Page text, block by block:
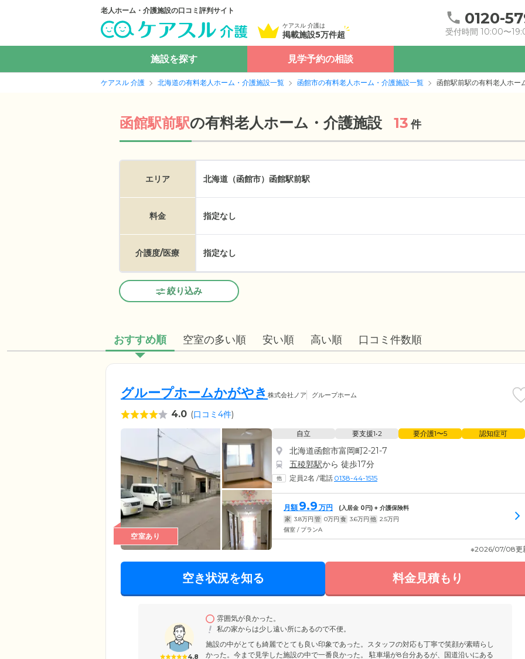
老人ホーム・介護施設の口コミ評判サイト
ケアスル 介護は
掲載施設5万件超
0120-
受付時間 10:00〜
施設を探す 見学予約の相談
ケアスル 介護 北海道の有料老人ホーム・介護施設一覧 函館市の有料老人ホーム・介護施設一覧 函館駅前駅の有料老人ホー
函館駅前駅の有料老人ホーム・介護施設 13 件
エリア 北海道（函館市） 函館駅前駅
料金 指定なし
介護度/医療 指定なし
絞り込み
おすすめ順 空室の多い順 安い順 高い順 口コミ件数順
グループホームかがやき 株式会社ノア グループホーム
4.0 (口コミ4件)
空室あり
自立 要支援1•2 要介護1〜5 認知症可
北海道函館市富岡町2-21-7
五稜郭駅から 徒歩17分
定員2名 /電話 0138-44-1515
月額 9.9 万円 (入居金 0円) + 介護保険料
家 3.8万円 管 0万円 食 3.6万円 他 2.5万円
個室 / プランA
※2026/07/08更
空き状況を知る 料金見積もり
4.8
雰囲気が良かった。
私の家からは少し遠い所にあるので不便。
施設の中がとても綺麗でとても良い印象であった。スタッフの対応も丁寧で笑顔が素晴らし
かった。今まで見学した施設の中で一番良かった。 駐車場が8台分あるが、国道沿いにある